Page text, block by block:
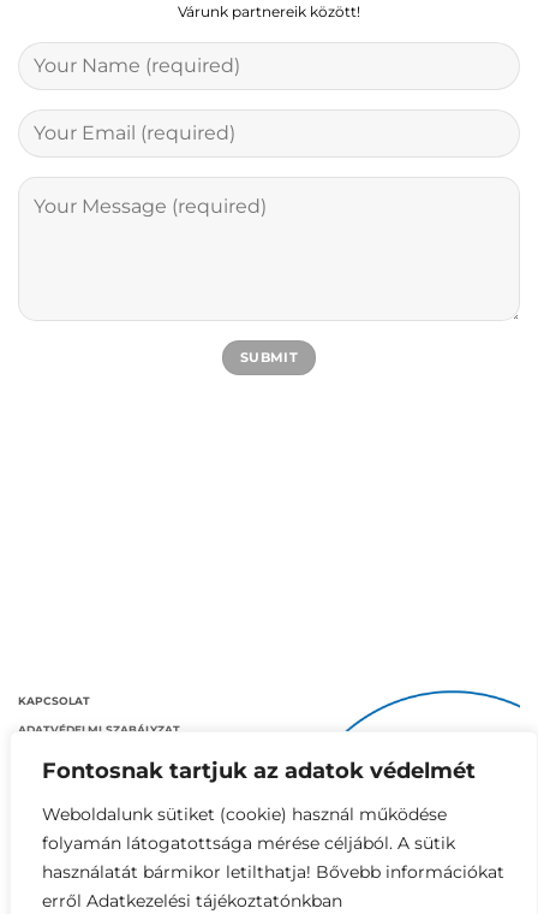
Fontosnak tartjuk az adatok védelmét
Weboldalunk sütiket (cookie) használ működése
folyamán látogatottsága mérése céljából. A sütik
használatát bármikor letilthatja! Bővebb információkat
erről Adatkezelési tájékoztatónkban
Várunk partnereik között!
KAPCSOLAT
ADATVÉDELMI SZABÁLYZAT